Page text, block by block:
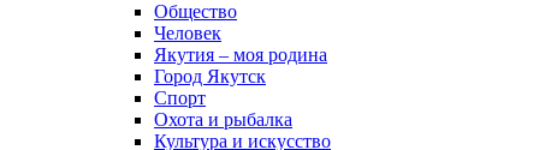
Общество
Человек
Якутия – моя родина
Город Якутск
Спорт
Охота и рыбалка
Культура и искусство